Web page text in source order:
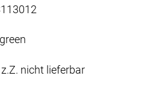
nicht lieferbar